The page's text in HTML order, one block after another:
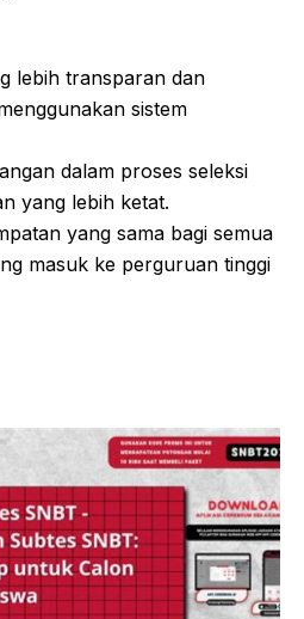
lebih transparan dan
sistem
dalam proses seleksi
yang lebih ketat.
yang sama bagi semua
masuk ke perguruan tinggi